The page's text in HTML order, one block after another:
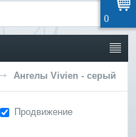
Ангелы Vivien - серый
Продвижение
0